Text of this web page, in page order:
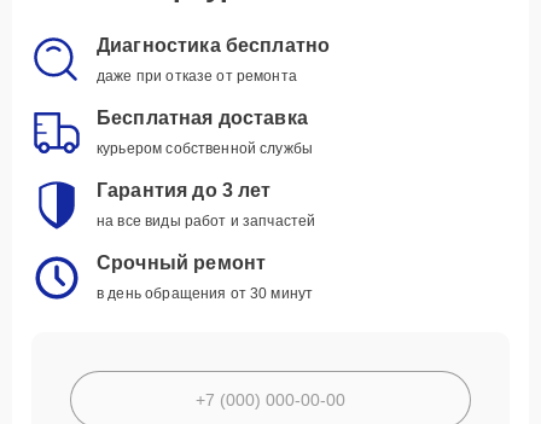
Диагностика бесплатно
даже при отказе от ремонта
Бесплатная доставка
курьером собственной службы
Гарантия до 3 лет
на все виды работ и запчастей
Срочный ремонт
в день обращения от 30 минут